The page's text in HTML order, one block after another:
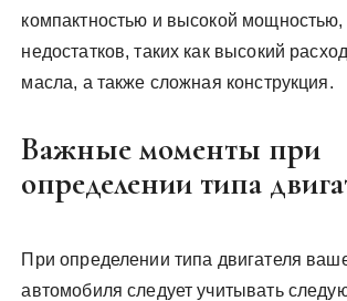
компактностью и высокой
недостатков, таких как высокий
масла, а также сложная конструкция.
Важные моменты при
определении типа
При определении типа двигателя
автомобиля следует учитывать